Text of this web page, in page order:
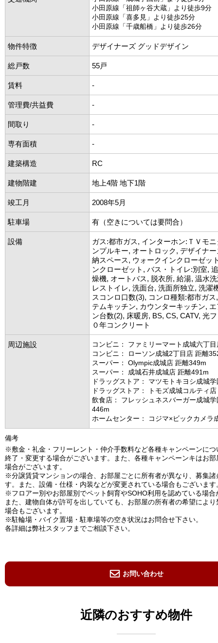
小田原線「祖師ヶ谷大蔵」より徒歩9分
小田原線「喜多見」より徒歩25分
小田原線「千歳船橋」より徒歩26分
物件特徴 デザイナーズ グッドデザイン
総戸数 55戸
賃料 -
管理費/共益費 -
間取り -
専有面積 -
建築構造 RC
建物階建 地上4階 地下1階
竣工月 2008年5月
駐車場 有（空きについては要問合）
設備
ガス:都市ガス, インターホン:ＴＶモ
ンプルキー, オートロック, デザイナ
納スペース, ウォークインクローゼッ
ンクローゼット, バス・トイレ:別室,
燥機, オートバス, 脱衣所, 給湯, 温水
レストイレ, 洗面台, 洗面所独立, 洗濯
スコンロ口数(3), コンロ種類:都市ガ
テムキッチン, カウンターキッチン,
ン台数(2), 床暖房, BS, CS, CATV, 光
０年コンクリート
周辺施設
コンビニ： ファミリーマート成城六丁
コンビニ： ローソン成城2丁目店 距離
スーパー： Olympic成城店 距離349m
スーパー： 成城石井成城店 距離491m
ドラッグストア： マツモトキヨシ成城
ドラッグストア： トモズ成城コルティ
飲食店： フレッシュネスバーガー成城
446m
ホームセンター： コジマ×ビックカメラ
備考
※敷金・礼金・フリーレント・仲介手数料など各種キャンペーンにつ
終了・変更する場合がございます。また、各種キャンペーンキはお
場合がございます。
※分譲賃貸マンションの場合、お部屋ごとに所有者が異なり、募集諸
す。また、設備・仕様・内装などが変更されている場合もございます
※フロアー別やお部屋別でペット飼育やSOHO利用を認めている場合
また、建物自体が許可を出していても、お部屋の所有者の希望によ
場合もございます。
※駐輪場・バイク置場・駐車場等の空き状況はお問合せ下さい。
各詳細は弊社スタッフまでご相談下さい。
お問い合わせ
近隣のおすすめ物件